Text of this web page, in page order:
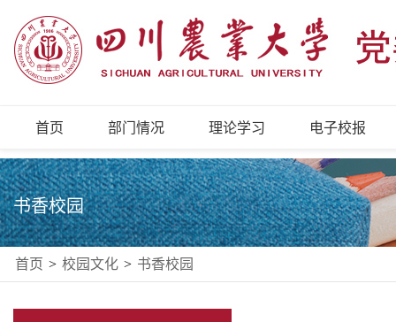
首页 部门情况 理论学习 电子校报
书香校园
首页 > 校园文化 > 书香校园